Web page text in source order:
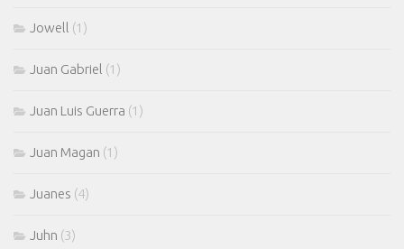
Jowell (1)
Juan Gabriel (1)
Juan Luis Guerra (1)
Juan Magan (1)
Juanes (4)
Juhn (3)